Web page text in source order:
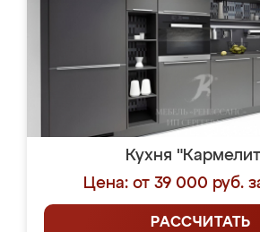
Кухня
Цена: от 39 000 руб.
РАССЧИТАТЬ